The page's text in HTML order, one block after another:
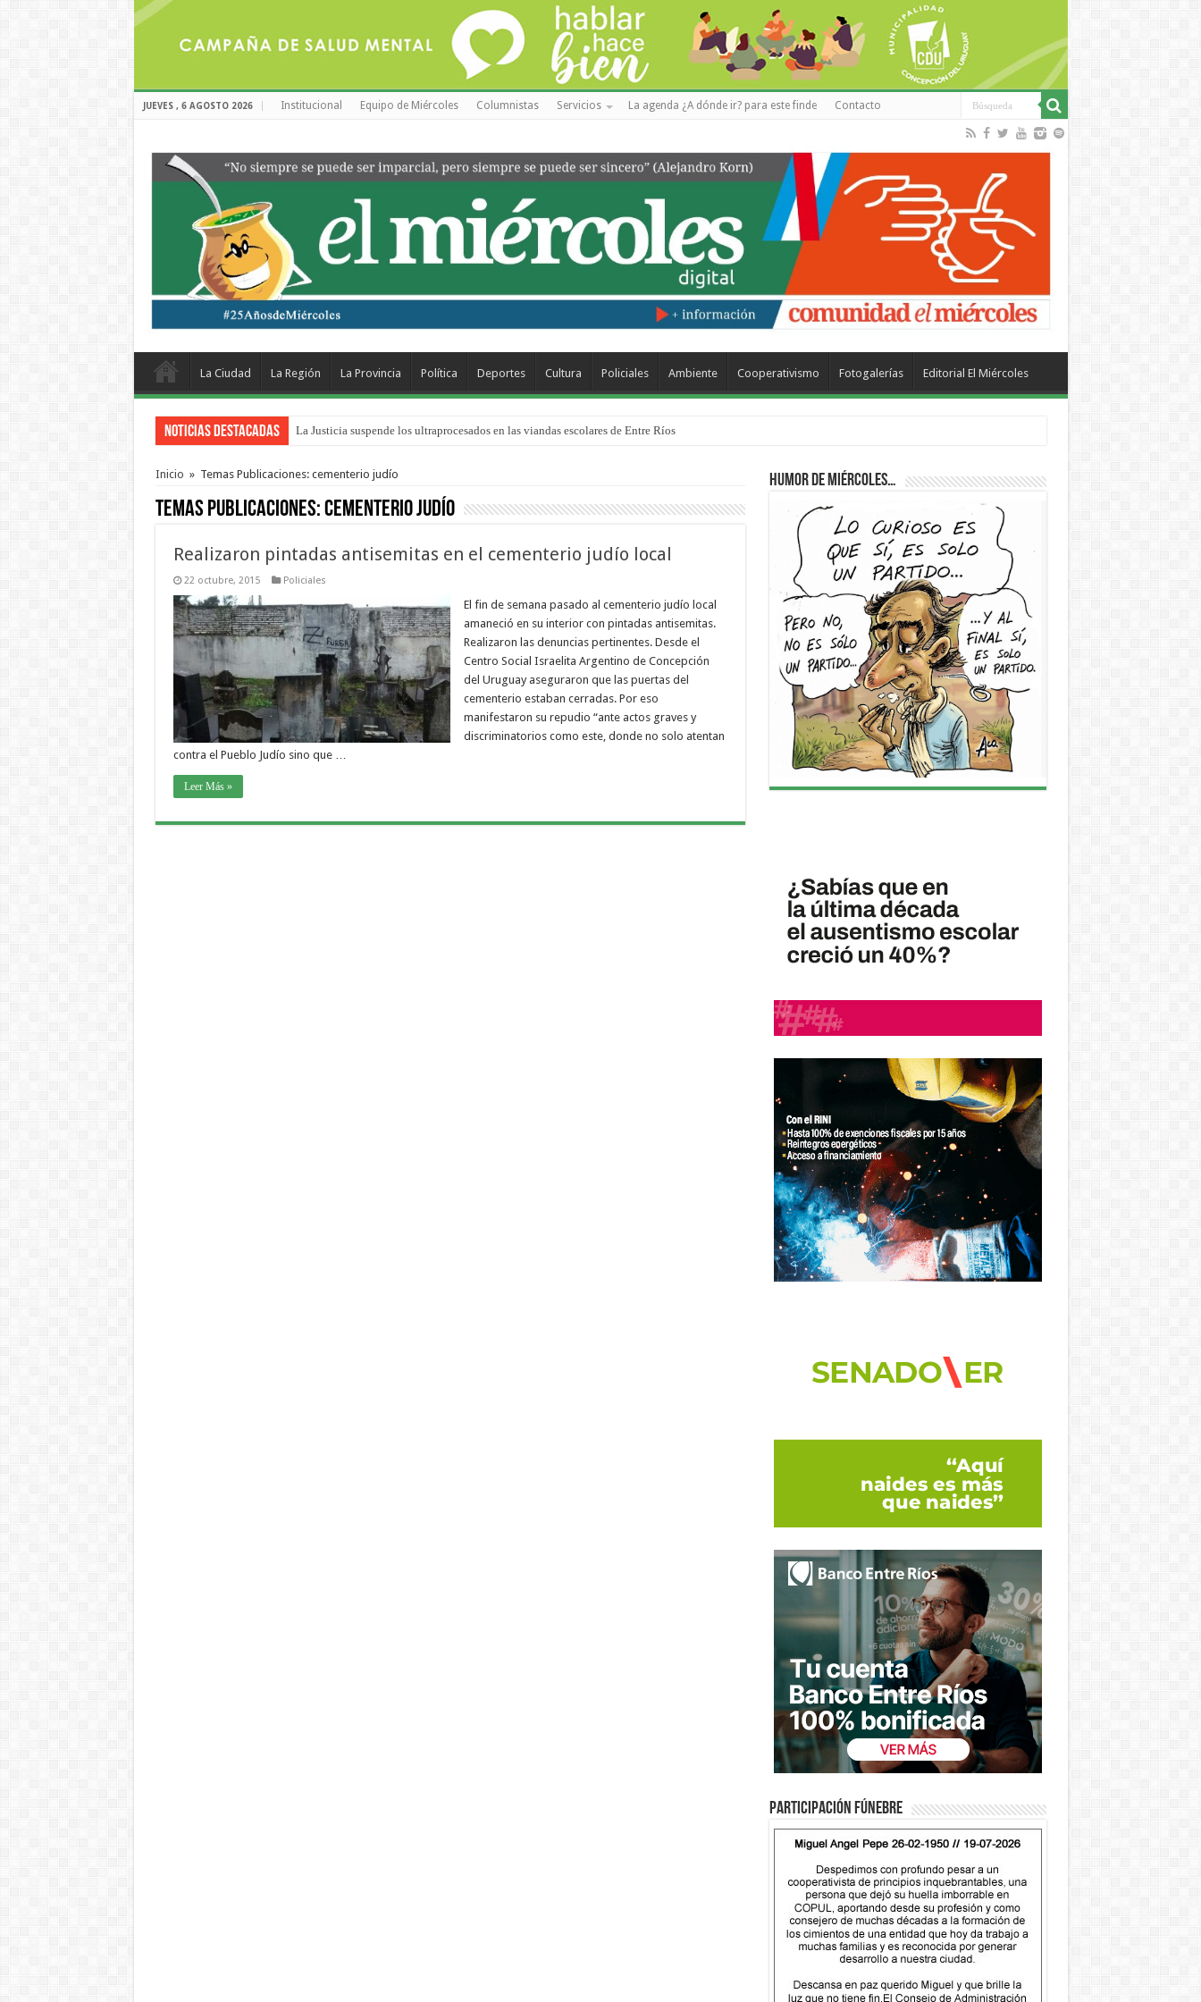
JUEVES , 6 AGOSTO 2026 Institucional Equipo de Miércoles Columnistas Servicios La agenda ¿A dónde ir? para este finde Contacto
La Ciudad La Región La Provincia Política Deportes Cultura Policiales Ambiente Cooperativismo Fotogalerías Editorial El Miércoles
Noticias Destacadas La Justicia suspende los ultraprocesados en las viandas escolares de Entre Ríos
Se presentará la obra “La Runfla de los Macanos”
Inicio » Temas Publicaciones: cementerio judío
Temas Publicaciones:cementerio judío
Realizaron pintadas antisemitas en el cementerio judío local
22 octubre, 2015 Policiales
El fin de semana pasado al cementerio judío local
amaneció en su interior con pintadas antisemitas.
Realizaron las denuncias pertinentes. Desde el
Centro Social Israelita Argentino de Concepción
del Uruguay aseguraron que las puertas del
cementerio estaban cerradas. Por eso
manifestaron su repudio “ante actos graves y
discriminatorios como este, donde no solo atentan
contra el Pueblo Judío sino que …
Leer Más »
Humor de Miércoles…
Participación fúnebre